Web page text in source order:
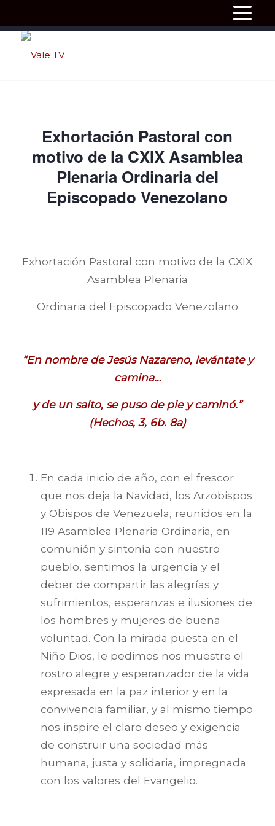
Exhortación Pastoral con
motivo de la CXIX Asamblea
Plenaria Ordinaria del
Episcopado Venezolano
Exhortación Pastoral con motivo de la CXIX
Asamblea Plenaria
Ordinaria del Episcopado Venezolano
“En nombre de Jesús Nazareno, levántate y
camina…
y de un salto, se puso de pie y caminó.”
(Hechos, 3, 6b. 8a)
En cada inicio de año, con el frescor
que nos deja la Navidad, los Arzobispos
y Obispos de Venezuela, reunidos en la
119 Asamblea Plenaria Ordinaria, en
comunión y sintonía con nuestro
pueblo, sentimos la urgencia y el
deber de compartir las alegrías y
sufrimientos, esperanzas e ilusiones de
los hombres y mujeres de buena
voluntad. Con la mirada puesta en el
Niño Dios, le pedimos nos muestre el
rostro alegre y esperanzador de la vida
expresada en la paz interior y en la
convivencia familiar, y al mismo tiempo
nos inspire el claro deseo y exigencia
de construir una sociedad más
humana, justa y solidaria, impregnada
con los valores del Evangelio.